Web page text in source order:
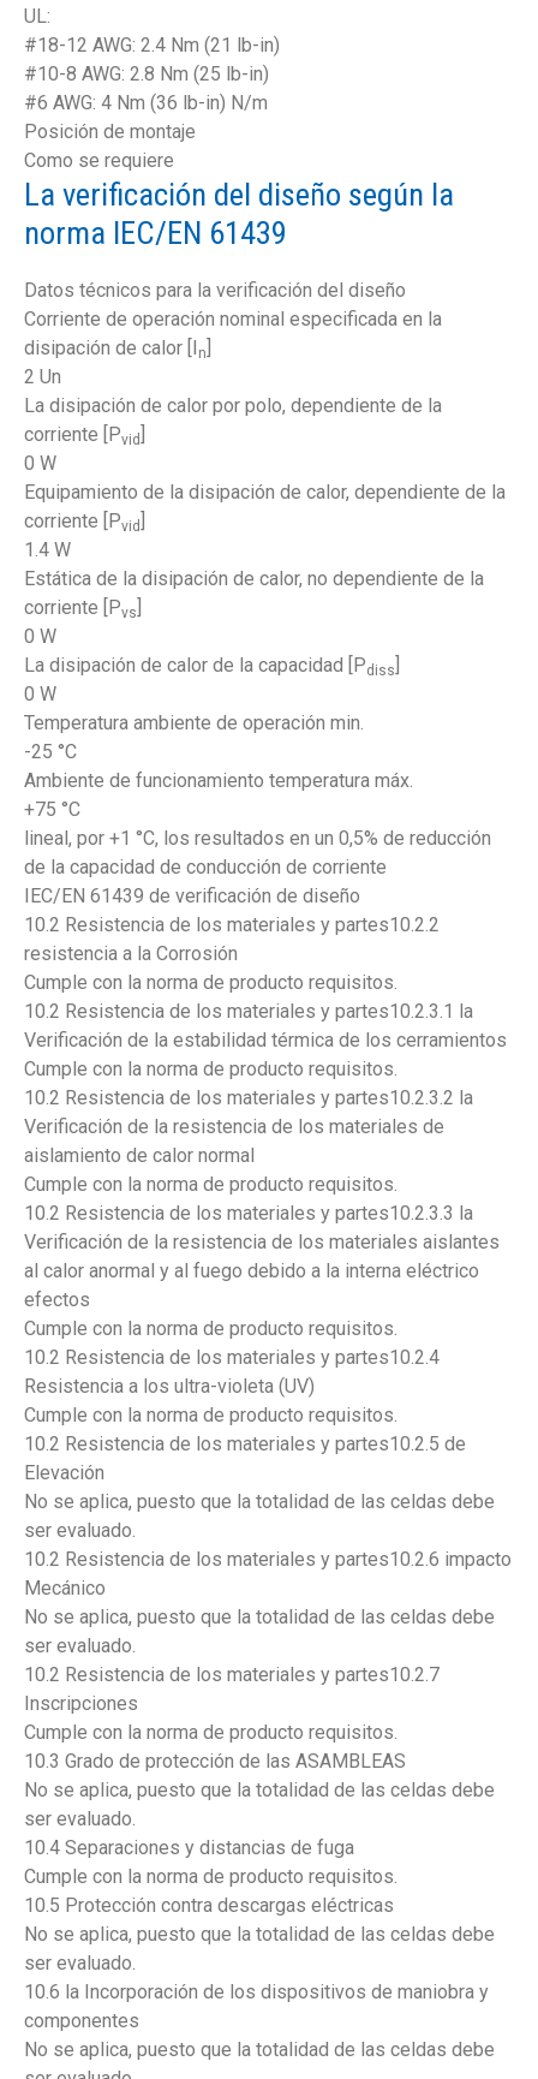
UL:
#18-12 AWG: 2.4 Nm (21 lb-in)
#10-8 AWG: 2.8 Nm (25 lb-in)
#6 AWG: 4 Nm (36 lb-in) N/m
Posición de montaje
Como se requiere
La verificación del diseño según la
norma IEC/EN 61439
Datos técnicos para la verificación del diseño
Corriente de operación nominal especificada en la
disipación de calor [I n
2 Un
La disipación de calor por polo, dependiente de la
corriente [Pvid
0 W
Equipamiento de la disipación de calor, dependiente de la
corriente [Pvid
1.4 W
Estática de la disipación de calor, no dependiente de la
corriente [Pvs
0 W
La disipación de calor de la capacidad [Pdiss
0 W
Temperatura ambiente de operación min.
-25 °C
Ambiente de funcionamiento temperatura máx.
+75 °C
lineal, por +1 °C, los resultados en un 0,5% de reducción
de la capacidad de conducción de corriente
IEC/EN 61439 de verificación de diseño
10.2 Resistencia de los materiales y partes10.2.2
resistencia a la Corrosión
Cumple con la norma de producto requisitos.
10.2 Resistencia de los materiales y partes10.2.3.1 la
Verificación de la estabilidad térmica de los cerramientos
Cumple con la norma de producto requisitos.
10.2 Resistencia de los materiales y partes10.2.3.2 la
Verificación de la resistencia de los materiales de
aislamiento de calor normal
Cumple con la norma de producto requisitos.
10.2 Resistencia de los materiales y partes10.2.3.3 la
Verificación de la resistencia de los materiales aislantes
al calor anormal y al fuego debido a la interna eléctrico
efectos
Cumple con la norma de producto requisitos.
10.2 Resistencia de los materiales y partes10.2.4
Resistencia a los ultra-violeta (UV)
Cumple con la norma de producto requisitos.
10.2 Resistencia de los materiales y partes10.2.5 de
Elevación
No se aplica, puesto que la totalidad de las celdas debe
ser evaluado.
10.2 Resistencia de los materiales y partes10.2.6 impacto
Mecánico
No se aplica, puesto que la totalidad de las celdas debe
ser evaluado.
10.2 Resistencia de los materiales y partes10.2.7
Inscripciones
Cumple con la norma de producto requisitos.
10.3 Grado de protección de las ASAMBLEAS
No se aplica, puesto que la totalidad de las celdas debe
ser evaluado.
10.4 Separaciones y distancias de fuga
Cumple con la norma de producto requisitos.
10.5 Protección contra descargas eléctricas
No se aplica, puesto que la totalidad de las celdas debe
ser evaluado.
10.6 la Incorporación de los dispositivos de maniobra y
componentes
No se aplica, puesto que la totalidad de las celdas debe